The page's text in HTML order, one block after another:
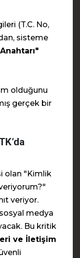
(T.C. No,
sisteme
olduğunu
gerçek bir
olan "Kimlik
veriyor.
medya
Bu kritik
ve İletişim